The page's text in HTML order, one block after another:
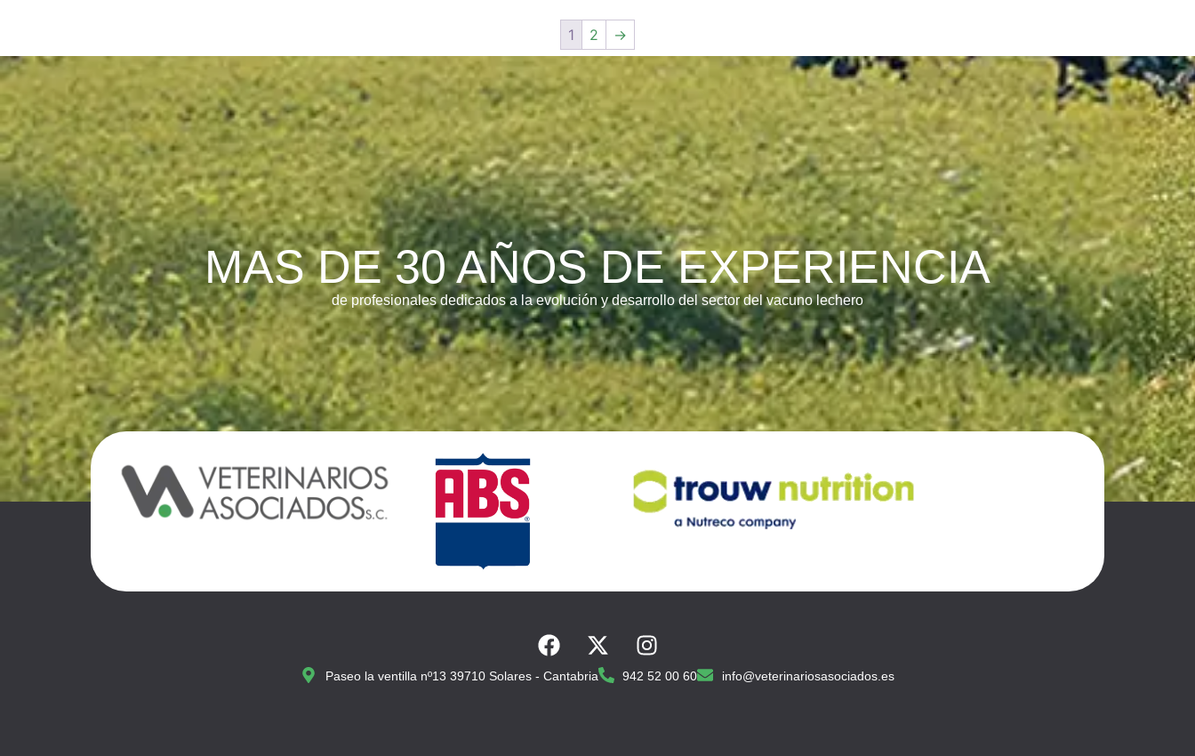
1 2 →
MAS DE 30 AÑOS DE EXPERIENCIA
de profesionales dedicados a la evolución y desarrollo del sector del vacuno lechero
Paseo la ventilla nº13 39710 Solares - Cantabria 942 52 00 60 info@veterinariosasociados.es